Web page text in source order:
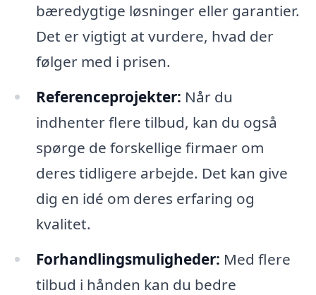
bæredygtige løsninger eller garantier.
Det er vigtigt at vurdere, hvad der
følger med i prisen.
Referenceprojekter: Når du
indhenter flere tilbud, kan du også
spørge de forskellige firmaer om
deres tidligere arbejde. Det kan give
dig en idé om deres erfaring og
kvalitet.
Forhandlingsmuligheder: Med flere
tilbud i hånden kan du bedre